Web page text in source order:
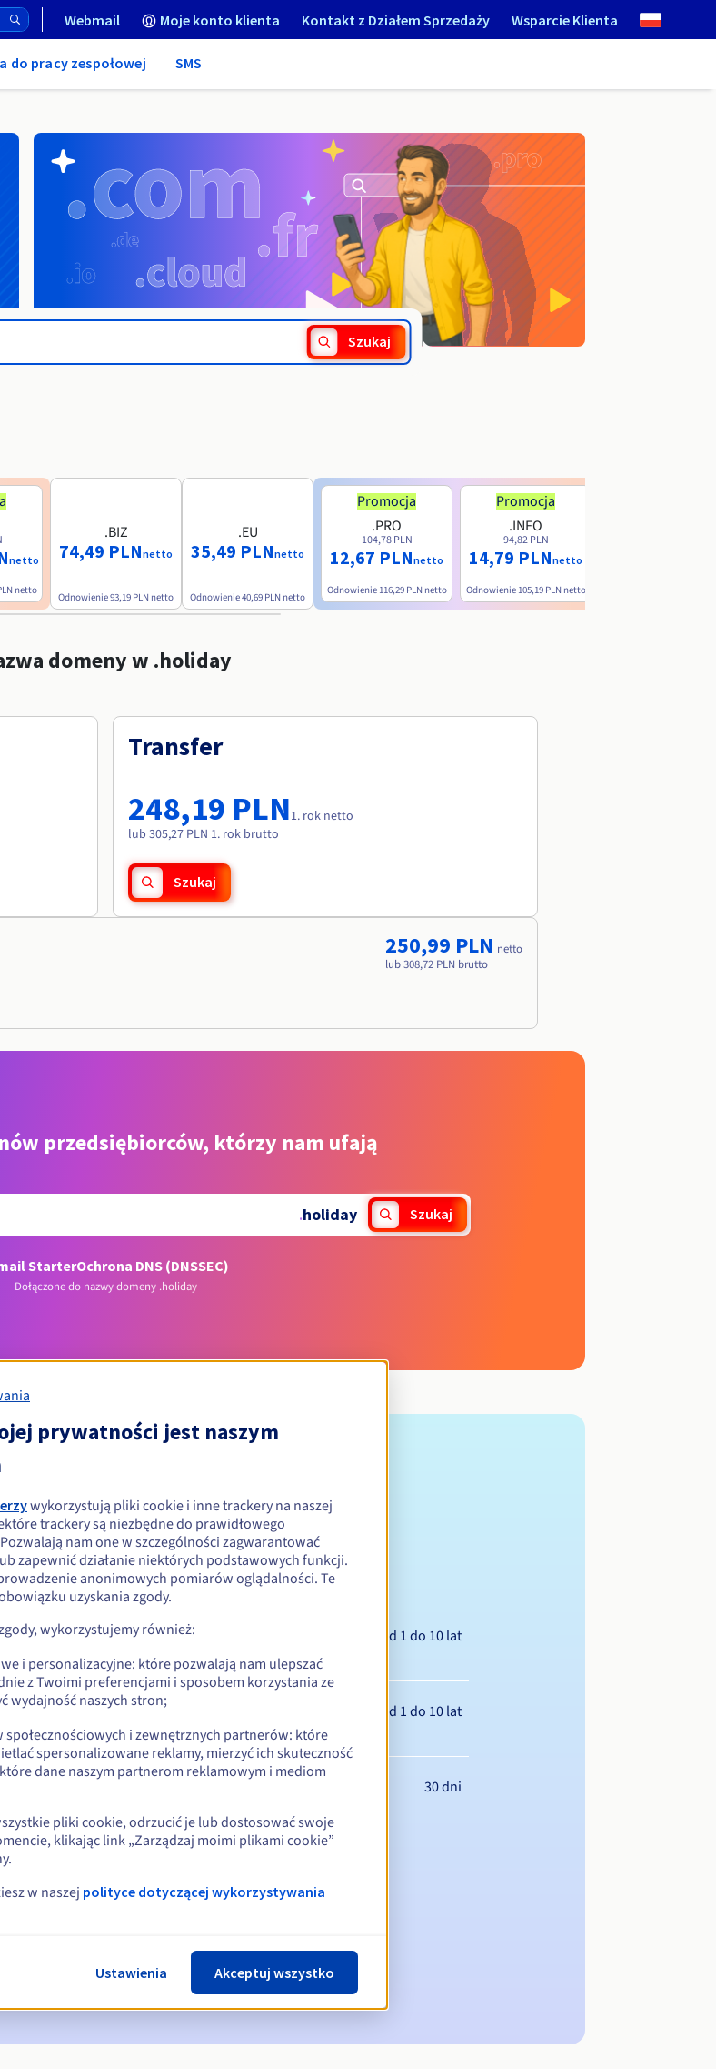
Webmail Moje konto klienta Kontakt z Działem Sprzedaży Wsparcie Klienta
do pracy zespołowej SMS
Szukaj
netto
netto
.BIZ
74,49 PLNnetto
Odnowienie93,19 PLN netto
.EU
35,49 PLNnetto
Odnowienie40,69 PLN netto
Promocja
.PRO
104,78 PLN
12,67 PLNnetto
Odnowienie 116,29 PLN netto
Promocja
.INFO
94,82 PLN
14,79 PLNnetto
Odnowienie 105,19 PLN netto
domeny w .holiday
Transfer
248,19 PLN1. rok netto
lub 305,27 PLN 1. rok brutto
Szukaj
250,99 PLN netto
lub 308,72 PLN brutto
przedsiębiorców, którzy nam ufają
.holiday Szukaj
StarterOchrona DNS (DNSSEC)
Dołączone do nazwy domeny .holiday
bez ograniczeń geograficznych.
zarządzania i powiadomienia
Od 1 do 10 lat
Od 1 do 10 lat
30 dni
datą wygaśnięcia
o usunięciu nazwy domeny
prywatności jest naszym
wykorzystują pliki cookie i inne trackery na naszej
trackery są niezbędne do prawidłowego
nam one w szczególności zagwarantować
zapewnić działanie niektórych podstawowych funkcji.
anonimowych pomiarów oglądalności. Te
uzyskania zgody.
wykorzystujemy również:
i personalizacyjne: które pozwalają nam ulepszać
z Twoimi preferencjami i sposobem korzystania ze
wydajność naszych stron;
i zewnętrznych partnerów: które
spersonalizowane reklamy, mierzyć ich skuteczność
dane naszym partnerom reklamowym i mediom
pliki cookie, odrzucić je lub dostosować swoje
klikając link „Zarządzaj moimi plikami cookie”
w naszej polityce dotyczącej wykorzystywania
Ustawienia Akceptuj wszystko